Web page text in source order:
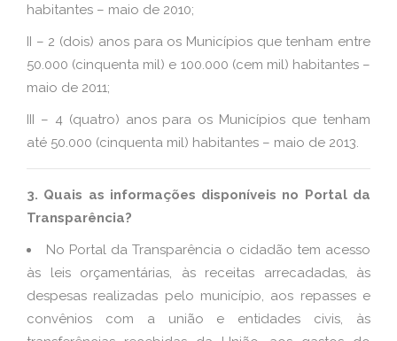
habitantes – maio de 2010;
II – 2 (dois) anos para os Municípios que tenham entre
50.000 (cinquenta mil) e 100.000 (cem mil) habitantes –
maio de 2011;
III – 4 (quatro) anos para os Municípios que tenham
até 50.000 (cinquenta mil) habitantes – maio de 2013.
3. Quais as informações disponíveis no Portal da
Transparência?
No Portal da Transparência o cidadão tem acesso
às leis orçamentárias, às receitas arrecadadas, às
despesas realizadas pelo município, aos repasses e
convênios com a união e entidades civis, às